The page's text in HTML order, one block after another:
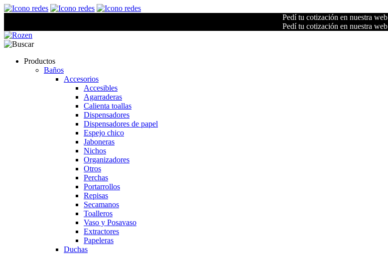
Pedí tu cotización en nuestra web
Pedí tu cotización en nuestra web
Productos
Baños
Accesorios
Accesibles
Agarraderas
Calienta toallas
Dispensadores
Dispensadores de papel
Espejo chico
Jaboneras
Nichos
Organizadores
Otros
Perchas
Portarrollos
Repisas
Secamanos
Toalleros
Vaso y Posavaso
Extractores
Papeleras
Duchas